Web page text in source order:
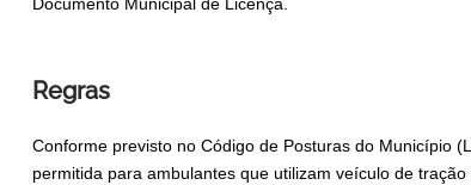
Documento Municipal de Licença.
Regras
Conforme previsto no Código de Posturas do Município
permitida para ambulantes que utilizam veículo de